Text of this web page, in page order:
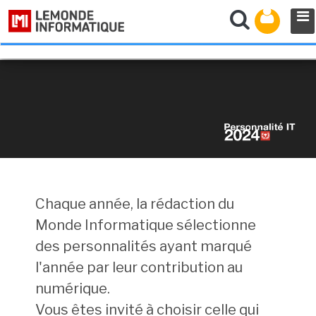
Chaque année, la rédaction du
Monde Informatique sélectionne
des personnalités ayant marqué
l'année par leur contribution au
numérique.
Vous êtes invité à choisir celle qui